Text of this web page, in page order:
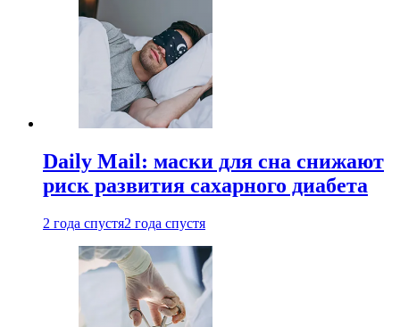
Daily Mail: маски для сна снижают
риск развития сахарного диабета
2 года спустя2 года спустя